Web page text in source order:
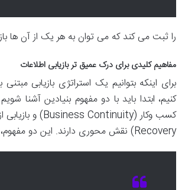
را ثبت می کند که می توان به هر یک از آن ها
مفاهیم کلیدی برای درک عمیق تر بازیابی اطلاعات
برای اینکه بتوانیم یک استراتژی بازیابی
کنیم، ابتدا باید با دو مفهوم بنیادین آشنا
Recovery) نقش محوری دارند. این دو مفهوم،